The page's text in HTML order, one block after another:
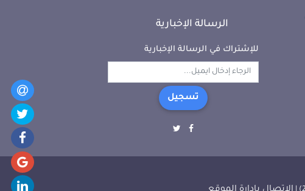
الرسالة الإخبارية
للإشتراك في الرسالة الإخبارية
تسجيل